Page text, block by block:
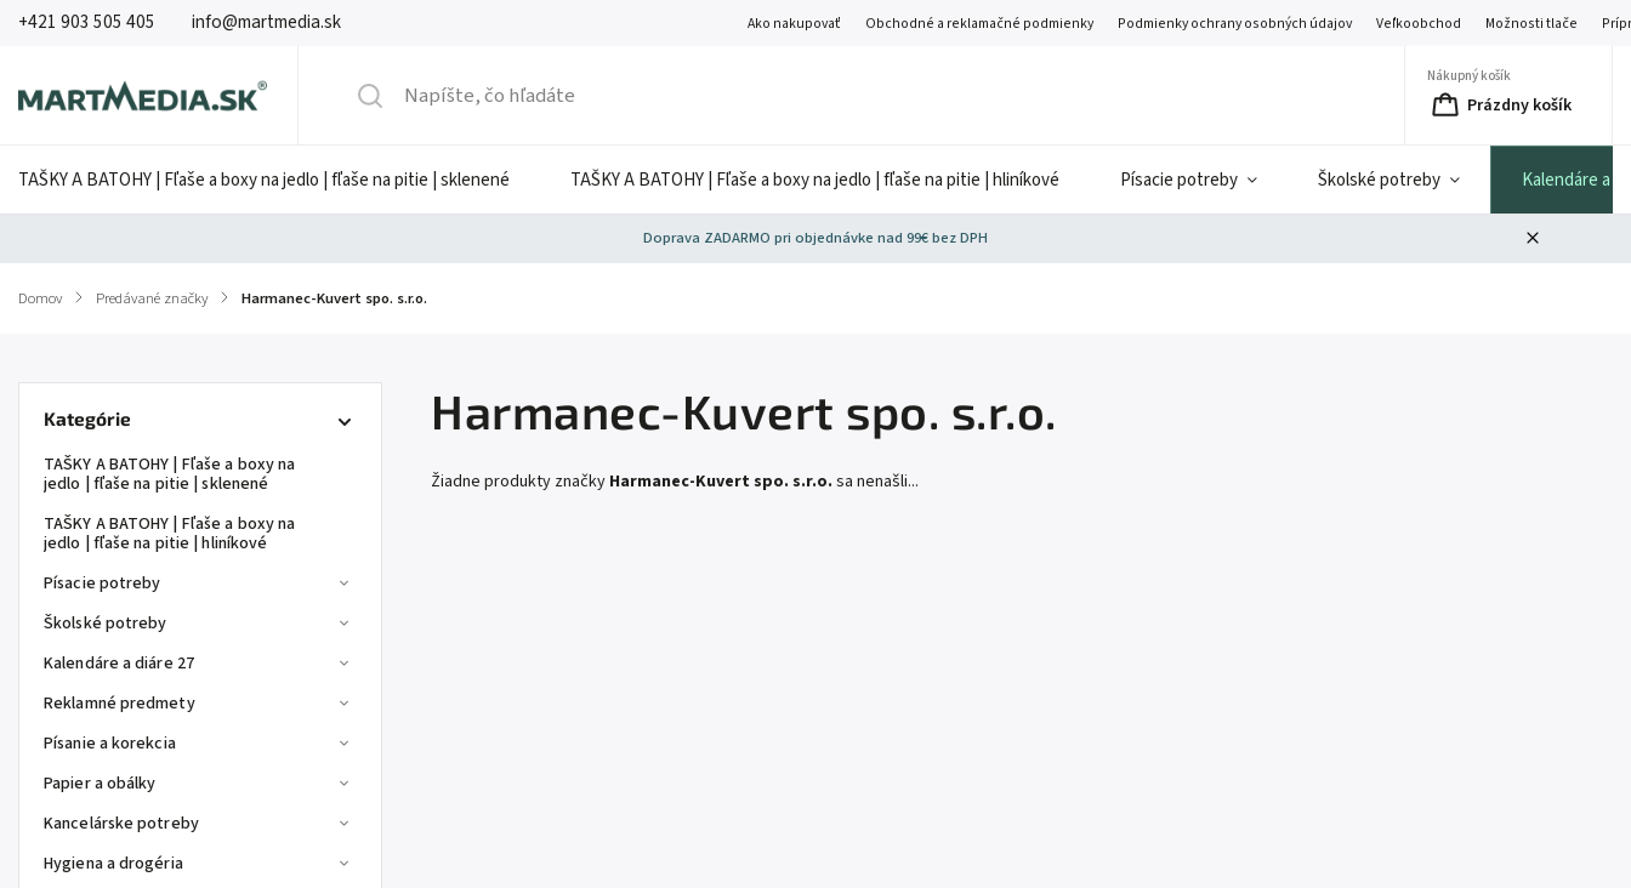
+421 903 505 405 info@martmedia.sk Ako nakupovať Obchodné a reklamačné podmienky Podmienky ochrany osobných údajov Veľkoobchod Možnosti tlače
Nákupný košík
Prázdny košík
TAŠKY A BATOHY | Fľaše a boxy na jedlo | fľaše na pitie | sklenené TAŠKY A BATOHY | Fľaše a boxy na jedlo | fľaše na pitie | hliníkové Písacie potreby Školské potreby Kalendáre a
Doprava ZADARMO pri objednávke nad 99€ bez DPH
Domov / Predávané značky / Harmanec-Kuvert spo. s.r.o.
Kategórie
TAŠKY A BATOHY | Fľaše a boxy na
jedlo | fľaše na pitie | sklenené
TAŠKY A BATOHY | Fľaše a boxy na
jedlo | fľaše na pitie | hliníkové
Písacie potreby
Školské potreby
Kalendáre a diáre 27
Reklamné predmety
Písanie a korekcia
Papier a obálky
Kancelárske potreby
Hygiena a drogéria
Harmanec-Kuvert spo. s.r.o.
Žiadne produkty značky Harmanec-Kuvert spo. s.r.o. sa nenašli...